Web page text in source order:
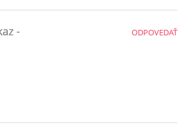
-
ODPOVEDAŤ